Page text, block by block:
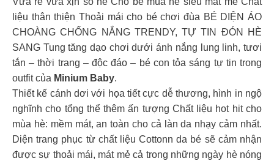
liệu thân thiện Thoải mái cho bé chơi đùa BÉ DIỆN ÁO
CHOÀNG CHỐNG NẮNG TRENDY, TỰ TIN ĐÓN HÈ
SANG Tung tăng dạo chơi dưới ánh nắng lung linh, tươi
tắn – thời trang – độc đáo – bé con tỏa sáng tự tin trong
outfit của Minium Baby.
Thiết kế cánh dơi với họa tiết cực dễ thương, hình in ngộ
nghĩnh cho tổng thể thêm ấn tượng Chất liệu hot hit cho
mùa hè: mềm mát, an toàn cho cả làn da nhạy cảm nhất.
Diện trang phục từ chất liệu Cottonn da bé sẽ cảm nhận
được sự thoải mái, mát mẻ cả trong những ngày hè nóng